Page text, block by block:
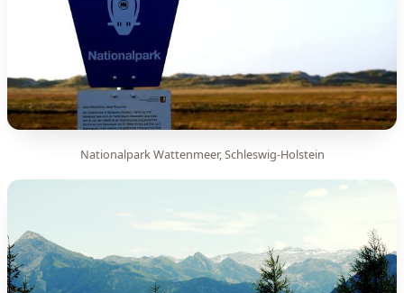
Nationalpark Wattenmeer, Schleswig-Holstein